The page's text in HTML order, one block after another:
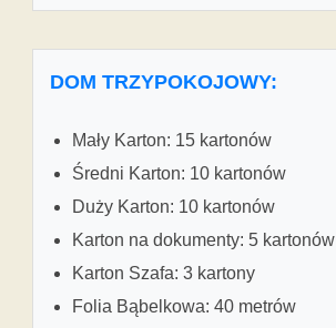
DOM TRZYPOKOJOWY:
Mały Karton: 15 kartonów
Średni Karton: 10 kartonów
Duży Karton: 10 kartonów
Karton na dokumenty: 5 kartonów
Karton Szafa: 3 kartony
Folia Bąbelkowa: 40 metrów